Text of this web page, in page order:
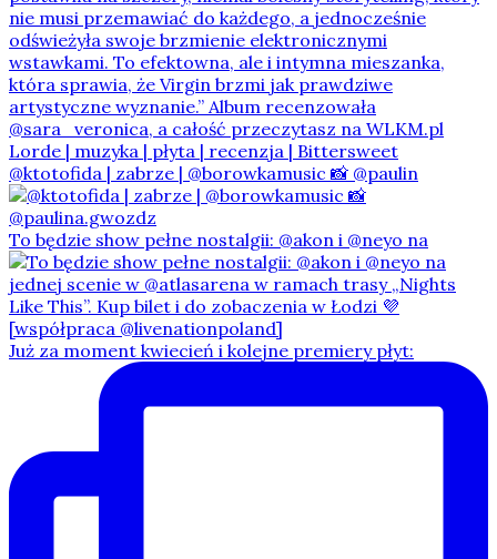
@ktotofida | zabrze | @borowkamusic 📸 @paulin
To będzie show pełne nostalgii: @akon i @neyo na
Już za moment kwiecień i kolejne premiery płyt: